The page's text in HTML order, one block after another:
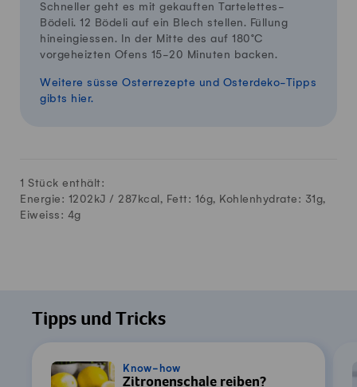
Schneller geht es mit gekauften Tartelettes-
Bödeli. 12 Bödeli auf ein Blech stellen. Füllung
hineingiessen. In der Mitte des auf 180°C
vorgeheizten Ofens 15-20 Minuten backen.
Weitere süsse Osterrezepte und Osterdeko-Tipps
gibts hier.
1 Stück enthält:
Energie: 1202kJ / 287 kcal, Fett: 16g, Kohlenhydrate: 31 g,
Eiweiss: 4g
Tipps und Tricks
Know-how
Zitronenschale reiben?